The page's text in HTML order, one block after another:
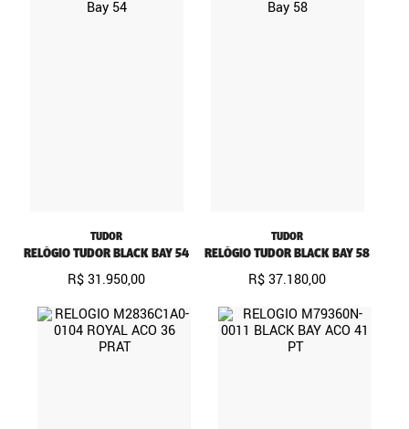
TUDOR
RELÓGIO TUDOR BLACK BAY 54
R$31.950,00
TUDOR
RELÓGIO TUDOR BLACK BAY 58
R$37.180,00